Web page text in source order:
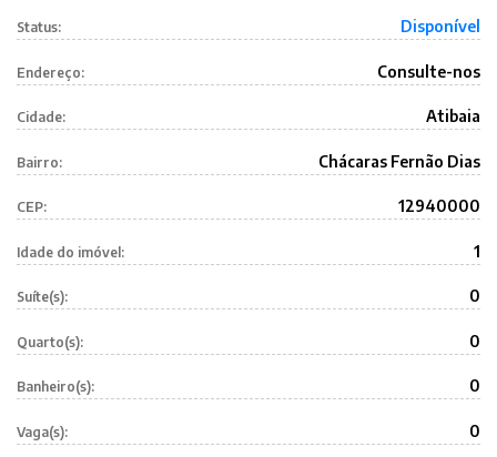
Status: Disponível
Endereço: Consulte-nos
Cidade: Atibaia
Bairro: Chácaras Fernão Dias
CEP: 12940000
Idade do imóvel: 1
Suíte(s): 0
Quarto(s): 0
Banheiro(s): 0
Vaga(s): 0